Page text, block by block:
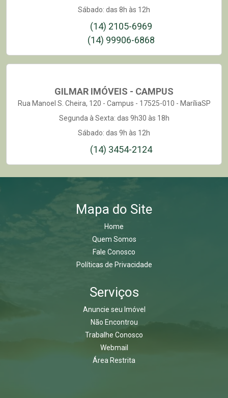
Sábado: das 8h às 12h
(14) 2105-6969
(14) 99906-6868
GILMAR IMÓVEIS - CAMPUS
Rua Manoel S. Cheira, 120 - Campus - 17525-010 - MaríliaSP
Segunda à Sexta: das 9h30 às 18h
Sábado: das 9h às 12h
(14) 3454-2124
Mapa do Site
Home
Quem Somos
Fale Conosco
Políticas de Privacidade
Serviços
Anuncie seu Imóvel
Não Encontrou
Trabalhe Conosco
Webmail
Área Restrita